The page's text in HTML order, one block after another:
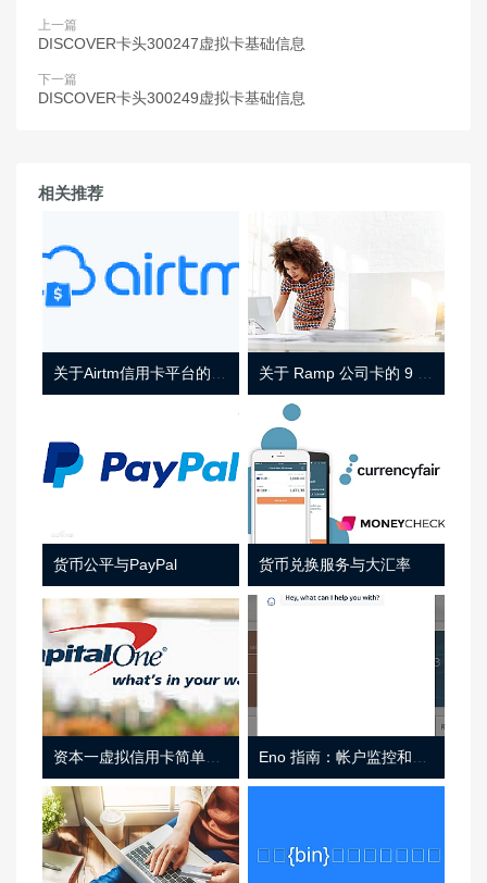
上一篇
DISCOVER卡头300247虚拟卡基础信息
下一篇
DISCOVER卡头300249虚拟卡基础信息
相关推荐
货币公平与PayPal 货币兑换服务与大汇率
资本一虚拟信用卡简单介绍